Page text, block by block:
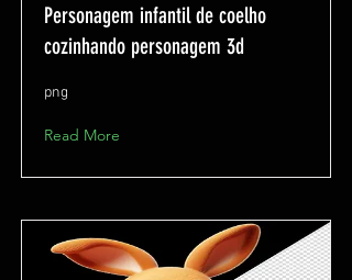
Personagem infantil de coelho
cozinhando personagem 3d
png
Read More